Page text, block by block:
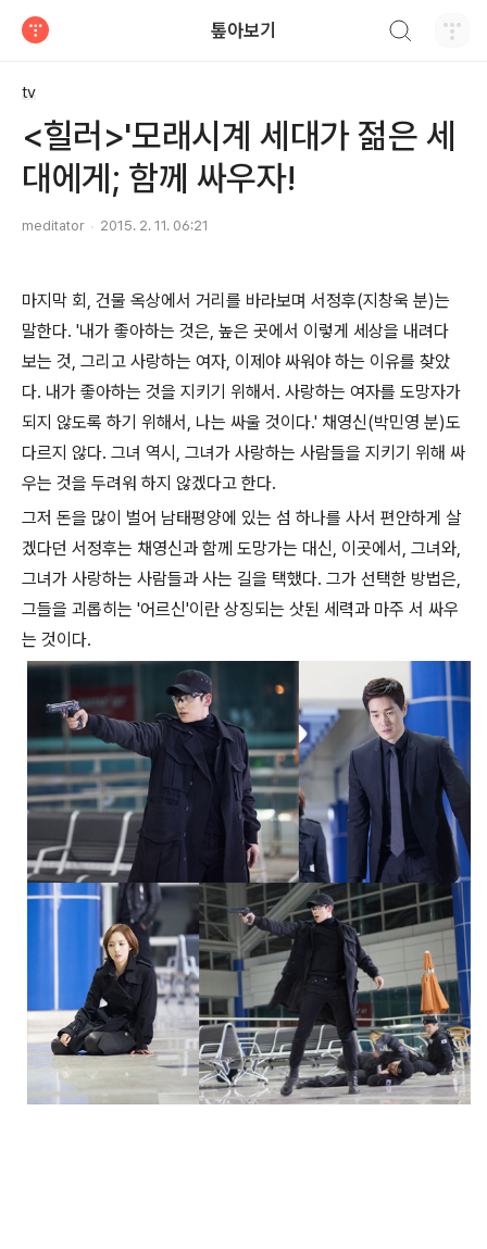
톺아보기
tv
<힐러>'모래시계 세대가 젊은 세
대에게; 함께 싸우자!
meditator 2015. 2. 11. 06:21
마지막 회, 건물 옥상에서 거리를 바라보며 서정후(지창욱 분)는
말한다. '내가 좋아하는 것은, 높은 곳에서 이렇게 세상을 내려다
보는 것, 그리고 사랑하는 여자, 이제야 싸워야 하는 이유를 찾았
다. 내가 좋아하는 것을 지키기 위해서. 사랑하는 여자를 도망자가
되지 않도록 하기 위해서, 나는 싸울 것이다.' 채영신(박민영 분)도
다르지 않다. 그녀 역시, 그녀가 사랑하는 사람들을 지키기 위해 싸
우는 것을 두려워 하지 않겠다고 한다.
그저 돈을 많이 벌어 남태평양에 있는 섬 하나를 사서 편안하게 살
겠다던 서정후는 채영신과 함께 도망가는 대신, 이곳에서, 그녀와,
그녀가 사랑하는 사람들과 사는 길을 택했다. 그가 선택한 방법은,
그들을 괴롭히는 '어르신'이란 상징되는 삿된 세력과 마주 서 싸우
는 것이다.